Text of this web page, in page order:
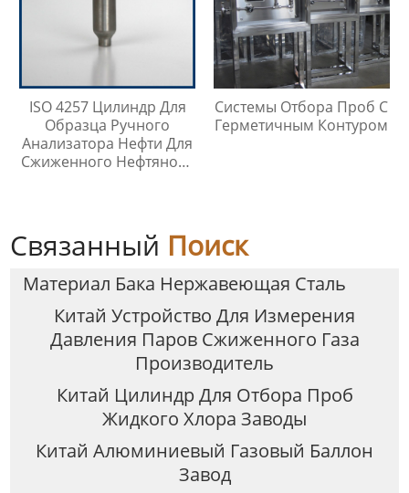
ISO 4257 Цилиндр Для
Образца Ручного
Анализатора Нефти Для
Сжиженного Нефтяного
Системы Отбора Проб С
Герметичным Контуром
Связанный Поиск
Материал Бака Нержавеющая Сталь
Китай Устройство Для Измерения
Давления Паров Сжиженного Газа
Производитель
Китай Цилиндр Для Отбора Проб
Жидкого Хлора Заводы
Китай Алюминиевый Газовый Баллон
Завод